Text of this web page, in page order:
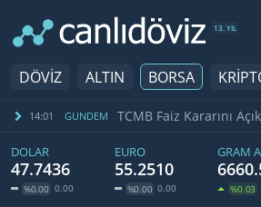
13. YIL
DÖVİZ ALTIN BORSA
14:01 GUNDEM TCMB Faiz Kararını
DOLAR
47.7436
%0.00 0.00
EURO
55.2510
%0.00 0.00
GRAM
%0.03